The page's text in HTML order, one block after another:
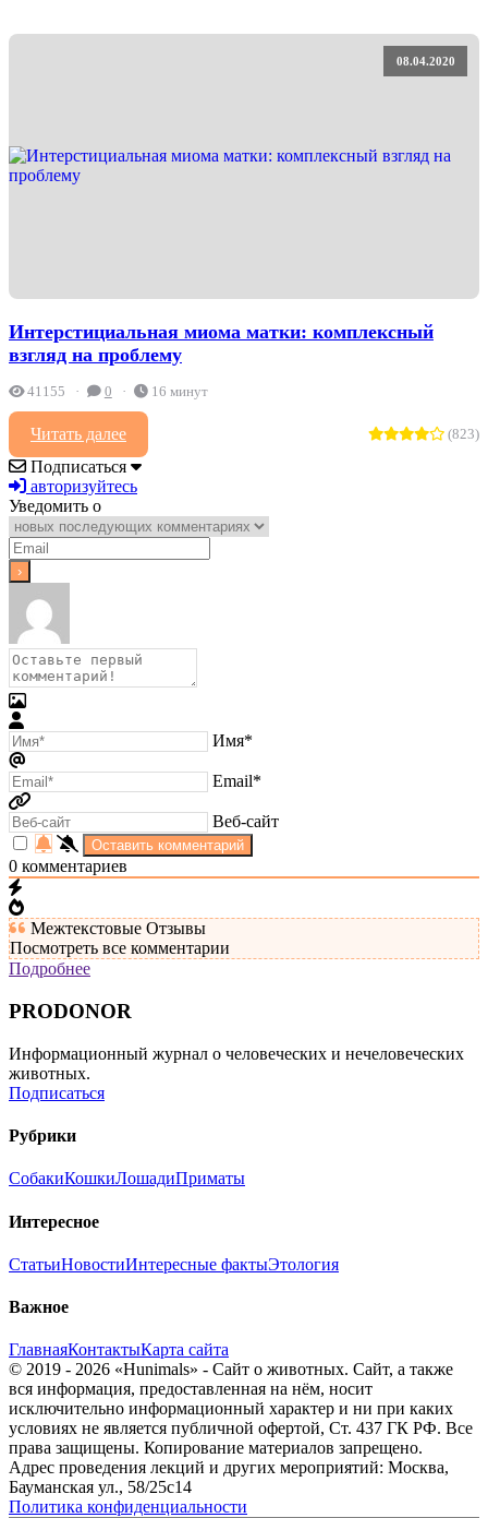
08.04.2020
Интерстициальная миома матки: комплексный
взгляд на проблему
41155 0 16 минут
Читать далее (823)
Подписаться
авторизуйтесь
Уведомить о
Имя*
Email*
Веб-сайт
0 комментариев
Межтекстовые Отзывы
Посмотреть все комментарии
Подробнее
PRODONOR
Информационный журнал о человеческих и нечеловеческих
животных.
Подписаться
Рубрики
СобакиКошкиЛошадиПриматы
Интересное
СтатьиНовостиИнтересные фактыЭтология
Важное
ГлавнаяКонтактыКарта сайта
© 2019 - 2026 «Hunimals» - Сайт о животных. Сайт, а также
вся информация, предоставленная на нём, носит
исключительно информационный характер и ни при каких
условиях не является публичной офертой, Ст. 437 ГК РФ. Все
права защищены. Копирование материалов запрещено.
Адрес проведения лекций и других мероприятий: Москва,
Бауманская ул., 58/25с14
Политика конфиденциальности